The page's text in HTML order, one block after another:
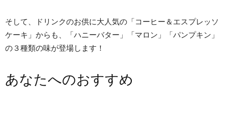
そして、ドリンクのお供に大人気の「コーヒー＆エスプレッソ
ケーキ」からも、「ハニーバター」「マロン」「パンプキン」
の３種類の味が登場します！
あなたへのおすすめ